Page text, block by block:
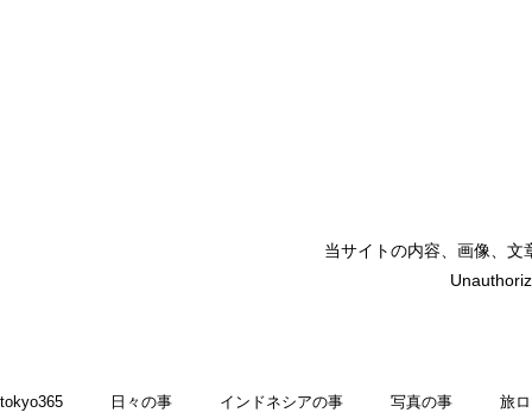
当サイトの内容、画像、
tokyo365 日々の事 インドネシアの事 写真の事 旅